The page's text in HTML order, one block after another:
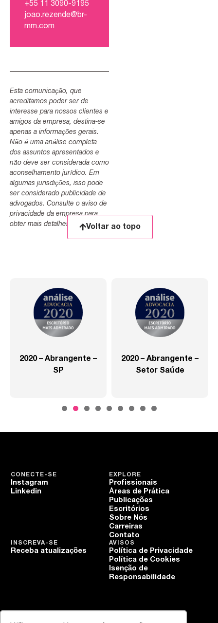
+55 11 3090-9195
joao.rezende@br-
mm.com
Esta comunicação, que
acreditamos poder ser de
interesse para nossos clientes e
amigos da empresa, destina-se
apenas a informações gerais.
Não é uma análise completa
dos assuntos apresentados e
não deve ser considerada como
aconselhamento jurídico. Em
algumas jurisdições, isso pode
ser considerado publicidade de
advogados. Consulte o aviso de
privacidade da empresa para
obter mais detalhes.
Voltar ao topo
2020 – Abrangente –
SP
2020 – Abrangente –
Setor Saúde
EXPLORE
Profissionais
Áreas de Prática
Publicações
Escritórios
Sobre Nós
Carreiras
Contato
CONECTE-SE
Instagram
Linkedin
AVISOS
Política de Privacidade
Política de Cookies
Isenção de
Responsabilidade
INSCREVA-SE
Receba atualizações